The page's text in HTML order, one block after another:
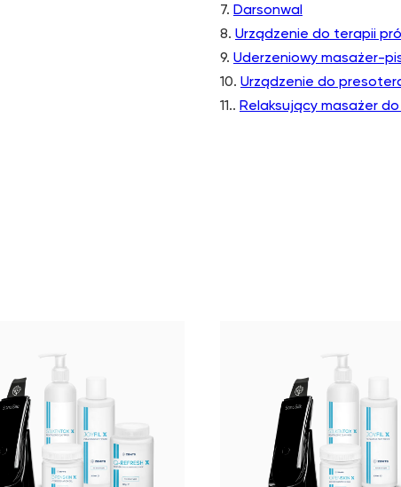
7. Darsonwal
8. Urządzenie do terapii
9. Uderzeniowy masażer-
10. Urządzenie do
11.. Relaksujący masażer